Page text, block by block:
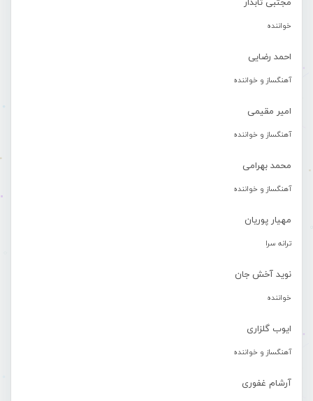
مجتبی تابدار
خواننده
احمد رضایی
آهنگساز و خواننده
امیر مقیمی
آهنگساز و خواننده
محمد بهرامی
آهنگساز و خواننده
مهیار پوریان
ترانه سرا
نوید آخش جان
خواننده
ایوب گلزاری
آهنگساز و خواننده
آرشام غفوری